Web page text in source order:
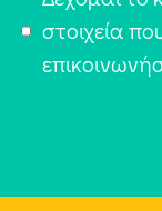
π
ή
στοιχεία